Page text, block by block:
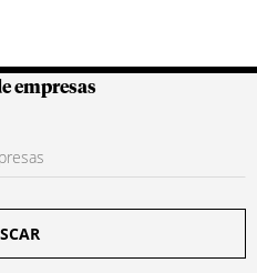
empresas